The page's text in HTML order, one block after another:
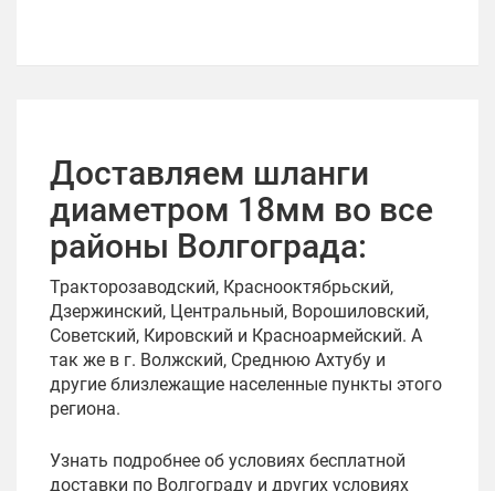
Доставляем шланги
диаметром 18мм во все
районы Волгограда:
Тракторозаводский, Краснооктябрьский,
Дзержинский, Центральный, Ворошиловский,
Советский, Кировский и Красноармейский. А
так же в г. Волжский, Среднюю Ахтубу и
другие близлежащие населенные пункты этого
региона.
Узнать подробнее об условиях бесплатной
доставки по Волгограду и других условиях